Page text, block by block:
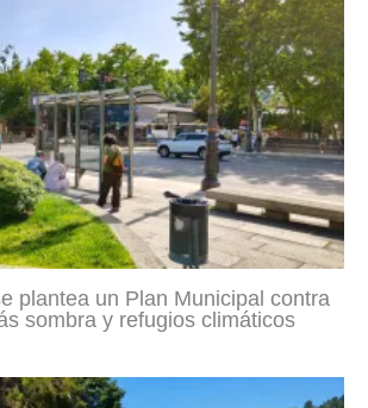
plantea un Plan Municipal contra
sombra y refugios climáticos